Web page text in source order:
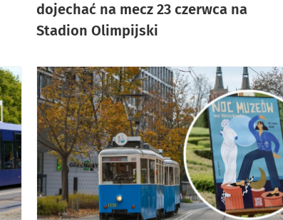
dojechać na mecz 23 czerwca na
Stadion Olimpijski